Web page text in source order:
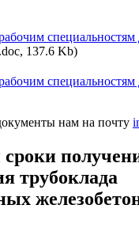
специальностям
137.6 Kb)
нам на почту
трубоклада